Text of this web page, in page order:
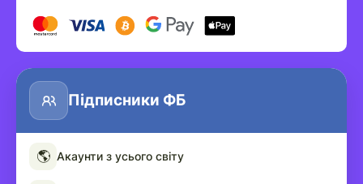
Підписники ФБ
🌎 Акаунти з усього світу